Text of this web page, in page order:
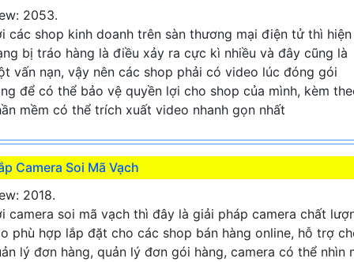
2053.
các shop kinh doanh trên sàn thương mại điện tử thì hiện
bị tráo hàng là điều xảy ra cực kì nhiều và đây cũng là
vấn nạn, vậy nên các shop phải có video lúc đóng gói
để có thể bảo vệ quyền lợi cho shop của mình, kèm
mềm có thể trích xuất video nhanh gọn nhất
Camera Soi Mã Vạch
2018.
camera soi mã vạch thì đây là giải pháp camera chất
phù hợp lắp đặt cho các shop bán hàng online, hỗ trợ
lý đơn hàng, quản lý đơn gói hàng, camera có thể nhìn